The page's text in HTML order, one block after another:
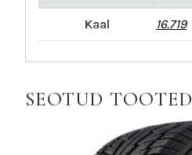
Kaal 16.719
SEOTUD TOOTED